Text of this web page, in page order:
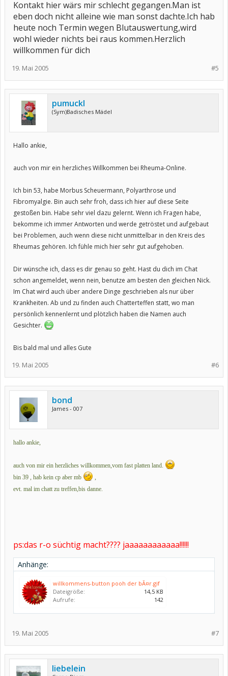
Kontakt hier wärs mir schlecht gegangen.Man ist
eben doch nicht alleine wie man sonst dachte.Ich hab
heute noch Termin wegen Blutauswertung,wird
wohl wieder nichts bei raus kommen.Herzlich
willkommen für dich
#5
19. Mai 2005
pumuckl
(Sym)Badisches Mädel
Hallo ankie,
auch von mir ein herzliches Willkommen bei Rheuma-Online.
Ich bin 53, habe Morbus Scheuermann, Polyarthrose und
Fibromyalgie. Bin auch sehr froh, dass ich hier auf diese Seite
gestoßen bin. Habe sehr viel dazu gelernt. Wenn ich Fragen habe,
bekomme ich immer Antworten und werde getröstet und aufgebaut
bei Problemen, auch wenn diese nicht unmittelbar in den Kreis des
Rheumas gehören. Ich fühle mich hier sehr gut aufgehoben.
Dir wünsche ich, dass es dir genau so geht. Hast du dich im Chat
schon angemeldet, wenn nein, benutze am besten den gleichen Nick.
Im Chat wird auch über andere Dinge geschrieben als nur über
Krankheiten. Ab und zu finden auch Chatterteffen statt, wo man
persönlich kennenlernt und plötzlich haben die Namen auch
Gesichter.
Bis bald mal und alles Gute
#6
19. Mai 2005
bond
James - 007
hallo ankie,
auch von mir ein herzliches willkommen,vom fast platten land.
bin 39 , hab kein cp aber mb
,
evt. mal im chatt zu treffen,bis danne.
ps:das r-o süchtig macht???? jaaaaaaaaaaaa!!!!!!
Anhänge:
willkommens-button pooh der bÃ¤r.gif
Dateigröße:
14,5 KB
Aufrufe:
142
#7
19. Mai 2005
liebelein